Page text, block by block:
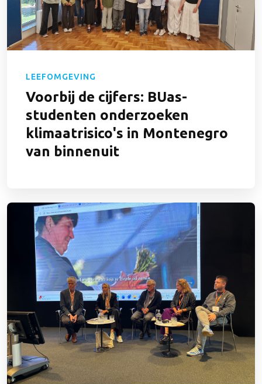
LEEFOMGEVING
Voorbij de cijfers: BUas-
studenten onderzoeken
klimaatrisico's in Montenegro
van binnenuit